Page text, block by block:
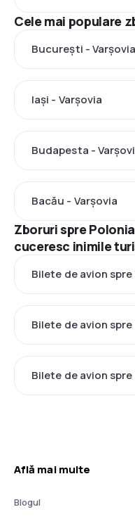
Cele mai populare
București - Varşovia
Iași - Varşovia
Budapesta -
Bacău - Varşovia
Zboruri spre
cuceresc inimile
Bilete de avion
Bilete de avion
Bilete de avion spre
Află mai multe
Blogul